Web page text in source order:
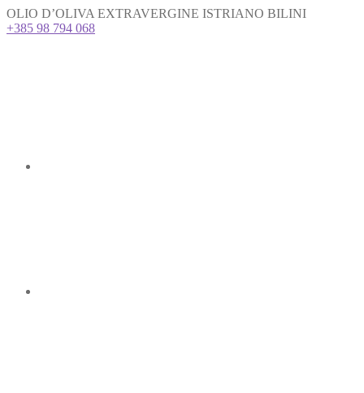
OLIO D’OLIVA EXTRAVERGINE ISTRIANO BILINI
+385 98 794 068